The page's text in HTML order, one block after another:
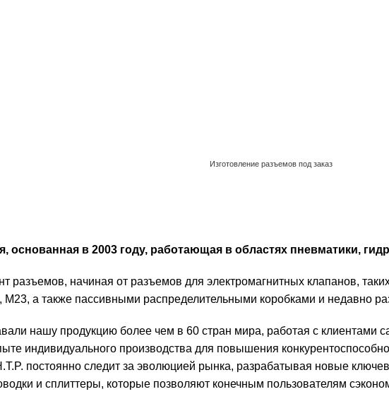
Изготовление разъемов под заказ
основанная в 2003 году, работающая в областях пневматики,
разъемов, начиная от разъемов для электромагнитных клапанов,
M23, а также пассивными распределительными коробками и недавно
нашу продукцию более чем в 60 стран мира, работая с клиентами
индивидуального производства для повышения
постоянно следит за эволюцией рынка, разрабатывая новые
и сплиттеры, которые позволяют конечным пользователям